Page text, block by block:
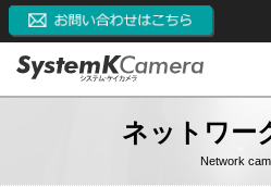
ネットワー
Network